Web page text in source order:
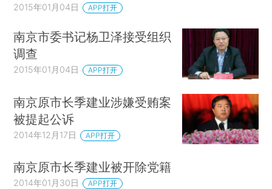
2015年01月04日 APP打开
南京市委书记杨卫泽接受组织
调查
2015年01月04日 APP打开
南京原市长季建业涉嫌受贿案
被提起公诉
2014年12月17日 APP打开
南京原市长季建业被开除党籍
2014年01月30日 APP打开